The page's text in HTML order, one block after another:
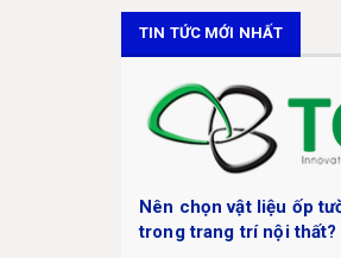
TIN TỨC MỚI NHẤT